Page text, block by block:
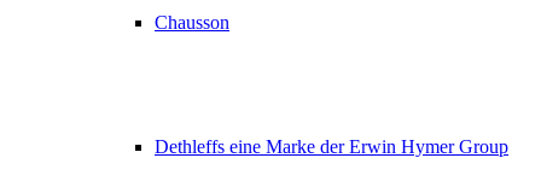
Chausson
Dethleffs eine Marke der Erwin Hymer Group